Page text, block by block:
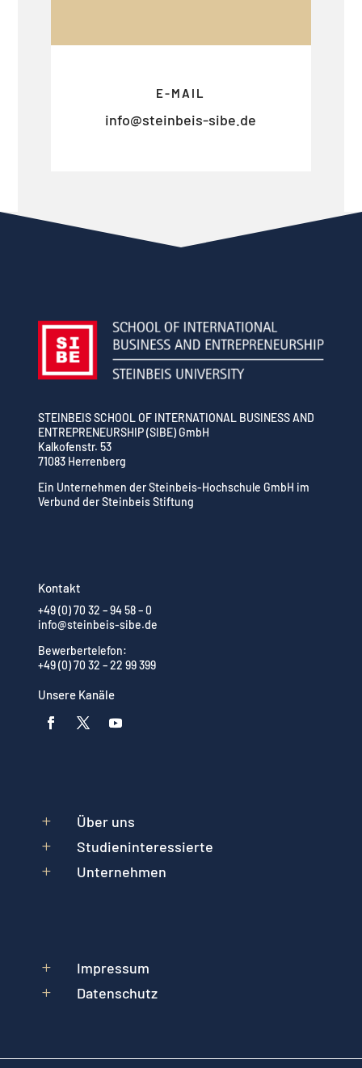
E-MAIL
info@steinbeis-sibe.de
STEINBEIS SCHOOL OF INTERNATIONAL BUSINESS AND
ENTREPRENEURSHIP (SIBE) GmbH
Kalkofenstr. 53
71083 Herrenberg
Ein Unternehmen der Steinbeis-Hochschule GmbH im
Verbund der Steinbeis Stiftung
Kontakt
+49 (0) 70 32 – 94 58 – 0
info@steinbeis-sibe.de
Bewerbertelefon:
+49 (0) 70 32 – 22 99 399
Unsere Kanäle
L Über uns
L Studieninteressierte
L Unternehmen
L Impressum
L Datenschutz